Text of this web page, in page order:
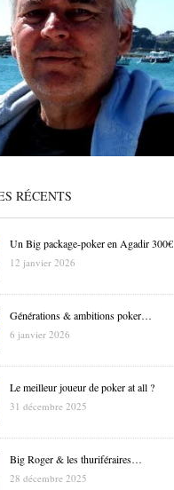
RÉCENTS
Un Big package-poker en Agadir 300€
12 janvier 2026
Générations & ambitions poker…
6 janvier 2026
Le meilleur joueur de poker at all ?
31 décembre 2025
Big Roger & les thuriféraires…
28 décembre 2025